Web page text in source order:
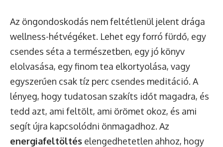
Az öngondoskodás nem feltétlenül jelent drága
wellness-hétvégéket. Lehet egy forró fürdő, egy
csendes séta a természetben, egy jó könyv
elolvasása, egy finom tea elkortyolása, vagy
egyszerűen csak tíz perc csendes meditáció. A
lényeg, hogy tudatosan szakíts időt magadra, és
tedd azt, ami feltölt, ami örömet okoz, és ami
segít újra kapcsolódni önmagadhoz. Az
energiafeltöltés elengedhetetlen ahhoz, hogy